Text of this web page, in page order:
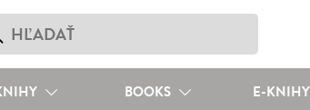
BOOKS E-KNIHY